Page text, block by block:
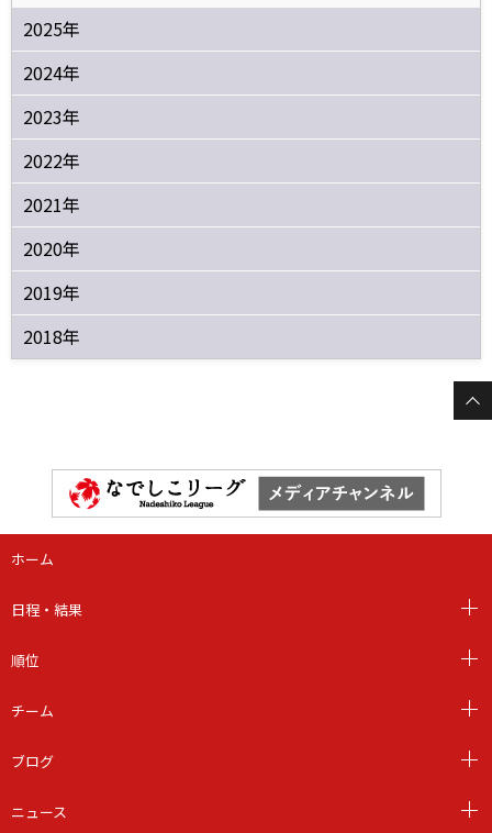
2025年
2024年
2023年
2022年
2021年
2020年
2019年
2018年
ホーム
日程・結果
順位
チーム
ブログ
ニュース